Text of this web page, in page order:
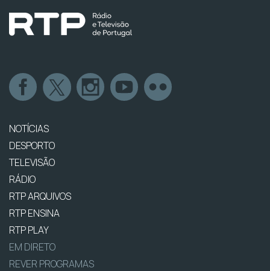
NOTÍCIAS
DESPORTO
TELEVISÃO
RÁDIO
RTP ARQUIVOS
RTP ENSINA
RTP PLAY
EM DIRETO
REVER PROGRAMAS